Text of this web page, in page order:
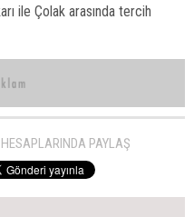
ile Çolak arasında tercih
PAYLAŞ